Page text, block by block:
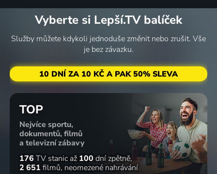
Vyberte si Lepší.TV balíček
Služby můžete kdykoli jednoduše změnit nebo zrušit. Vše
je bez závazku.
10 DNÍ ZA 10 KČ A PAK 50% SLEVA
TOP
Nejvíce sportu,
dokumentů, filmů
a televizní zábavy
176 TV stanic až 100 dní zpětně
2 651 filmů neomezené nahrávání